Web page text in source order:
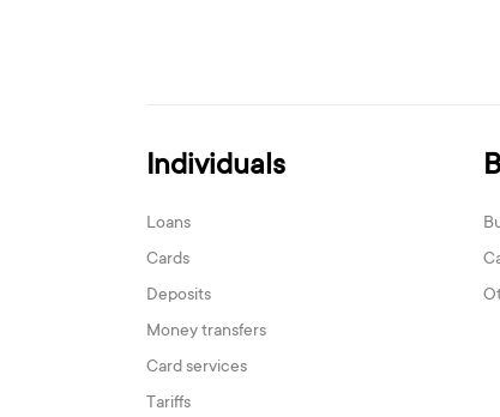
Individuals
Loans
Cards
Deposits
Money transfers
Card services
Tariffs